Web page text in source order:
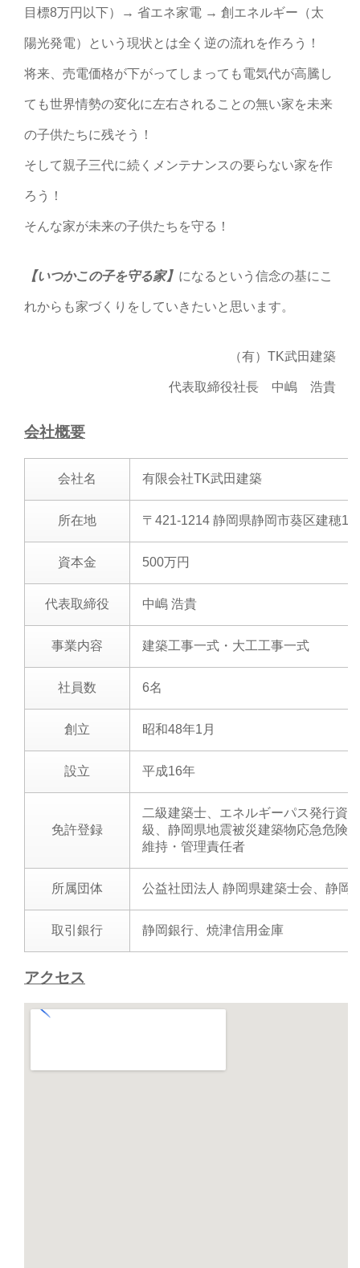
目標8万円以下）→ 省エネ家電 → 創エネルギー（太
陽光発電）という現状とは全く逆の流れを作ろう！
将来、売電価格が下がってしまっても電気代が高騰し
ても世界情勢の変化に左右されることの無い家を未来
の子供たちに残そう！
そして親子三代に続くメンテナンスの要らない家を作
ろう！
そんな家が未来の子供たちを守る！
【いつかこの子を守る家】 になるという信念の基にこ
れからも家づくりをしていきたいと思います。
（有）TK武田建築
代表取締役社長 中嶋 浩貴
会社概要
会社名 有限会社TK武田建築
所在地 〒421-1214 静岡県静岡市葵区建穂1-
資本金 500万円
代表取締役 中嶋 浩貴
事業内容 建築工事一式・大工工事一式
社員数 6名
創立 昭和48年1月
設立 平成16年
免許登録
二級建築士、エネルギーパス発行資
級、静岡県地震被災建築物応急危険
維持・管理責任者
所属団体 公益社団法人 静岡県建築士会、静岡
取引銀行 静岡銀行、焼津信用金庫
アクセス